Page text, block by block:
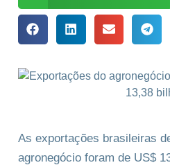
As exportações brasileiras
agronegócio foram de US$